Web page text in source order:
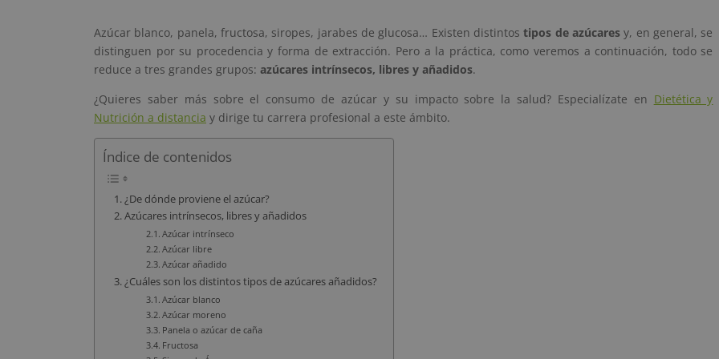
Azúcar blanco, panela, fructosa, siropes, jarabes de glucosa… Existen distintostipos de azúcares y, en general, se
distinguen por su procedencia y forma de extracción. Pero a la práctica, como veremos a continuación, todo se
reduce a tres grandes grupos: azúcares intrínsecos, libres y añadidos.
¿Quieres saber más sobre el consumo de azúcar y su impacto sobre la salud? Especialízate en Dietética y
Nutrición a distancia y dirige tu carrera profesional a este ámbito.
Índice de contenidos
¿De dónde proviene el azúcar?
Azúcares intrínsecos, libres y añadidos
Azúcar intrínseco
Azúcar libre
Azúcar añadido
¿Cuáles son los distintos tipos de azúcares añadidos?
Azúcar blanco
Azúcar moreno
Panela o azúcar de caña
Fructosa